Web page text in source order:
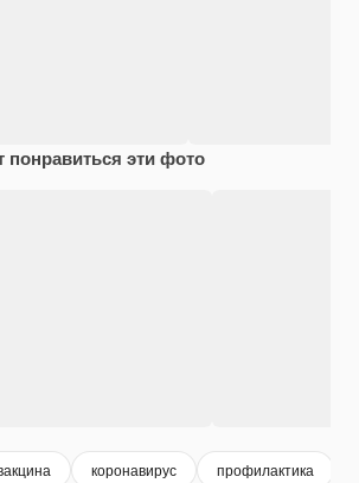
понравиться эти фото
коронавирус профилактика